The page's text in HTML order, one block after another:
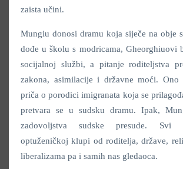
zaista učini.
Mungiu donosi dramu koja siječe na obje
dođe u školu s modricama, Gheorghiuovi
socijalnoj službi, a pitanje roditeljstva
zakona, asimilacije i državne moći. Ono
priča o porodici imigranata koja se
pretvara se u sudsku dramu. Ipak,
zadovoljstva sudske presude. Svi
optuženičkoj klupi od roditelja, države,
liberalizama pa i samih nas gledaoca.